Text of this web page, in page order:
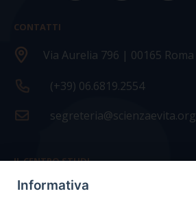
CONTATTI
Via Aurelia 796 | 00165 Roma
(+39) 06.6819.2554
segreteria@scienzaevita.org
IL CENTRO STUDI
La nostra storia
Informativa